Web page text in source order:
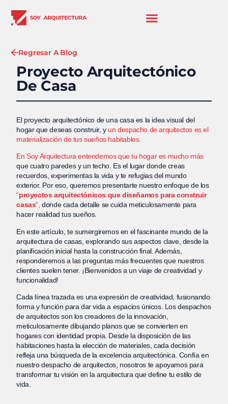
Regresar A Blog
Proyecto Arquitectónico
De Casa
El proyecto arquitectónico de una casa es la idea visual del
hogar que deseas construir, y un despacho de arquitectos es el
materialización de tus sueños habitables.
En Soy Arquitectura entendemos que tu hogar es mucho más
que cuatro paredes y un techo. Es el lugar donde creas
recuerdos, experimentas la vida y te refugias del mundo
exterior. Por eso, queremos presentarte nuestro enfoque de los
“proyectos arquitectónicos que diseñamos para construir
casas“, donde cada detalle se cuida meticulosamente para
hacer realidad tus sueños.
En este artículo, te sumergiremos en el fascinante mundo de la
arquitectura de casas, explorando sus aspectos clave, desde la
planificación inicial hasta la construcción final. Además,
responderemos a las preguntas más frecuentes que nuestros
clientes suelen tener. ¡Bienvenidos a un viaje de creatividad y
funcionalidad!
Cada línea trazada es una expresión de creatividad, fusionando
forma y función para dar vida a espacios únicos. Los despachos
de arquitectos son los creadores de la innovación,
meticulosamente dibujando planos que se convierten en
hogares con identidad propia. Desde la disposición de las
habitaciones hasta la elección de materiales, cada decisión
refleja una búsqueda de la excelencia arquitectónica. Confía en
nuestro despacho de arquitectos, nosotros te apoyamos para
transformar tu visión en la arquitectura que define tu estilo de
vida.